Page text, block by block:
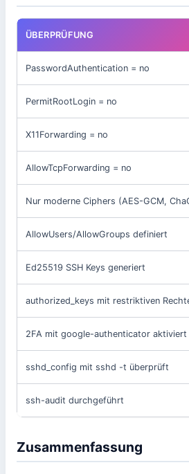
ÜBERPRÜFUNG
PasswordAuthentication = no
PermitRootLogin = no
X11Forwarding = no
AllowTcpForwarding = no
Nur moderne Ciphers (AES-GCM,
AllowUsers/AllowGroups definiert
Ed25519 SSH Keys generiert
authorized_keys mit restriktiven
2FA mit google-authenticator aktiviert
sshd_config mit sshd -t überprüft
ssh-audit durchgeführt
Zusammenfassung